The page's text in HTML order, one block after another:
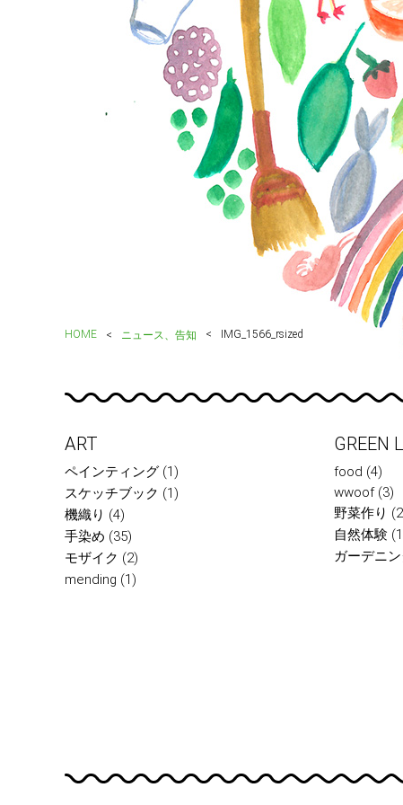
HOME ニュース、告知 IMG_1566_rsized
ART
ペインティング (1)
スケッチブック (1)
機織り (4)
手染め (35)
モザイク (2)
mending (1)
GREEN
food (4)
wwoof(3)
野菜作り
自然体験
ガーデニ